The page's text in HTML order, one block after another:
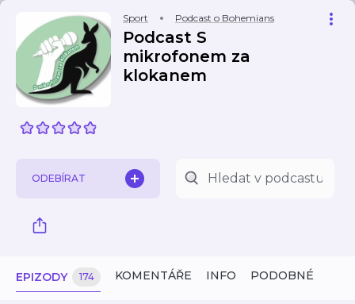
Sport Podcast o Bohemians
Podcast S
mikrofonem za
klokanem
ODEBÍRAT
EPIZODY 174 KOMENTÁŘE INFO PODOBNÉ